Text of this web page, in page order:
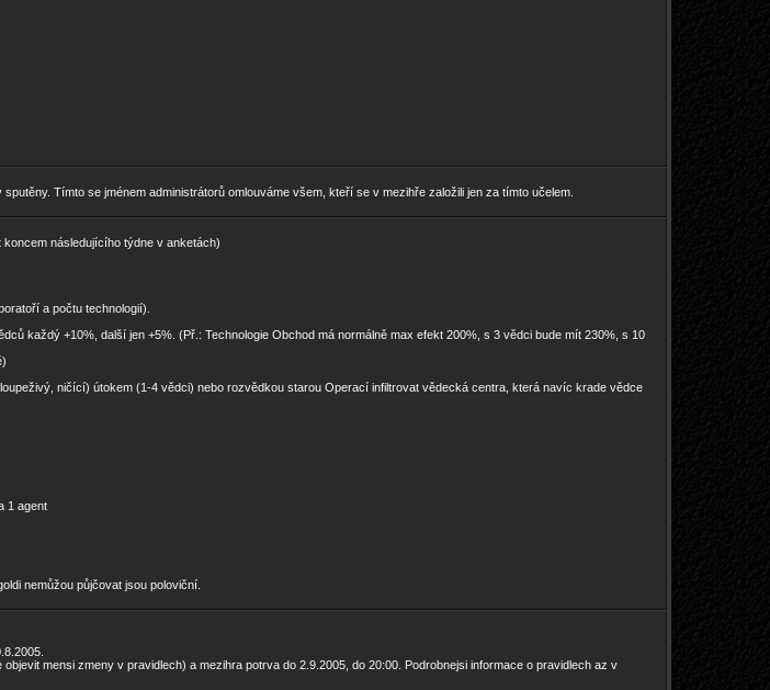
Tímto se jménem administrátorů omlouváme všem, kteří se v mezihře založili jen za tímto učelem.
následujícího týdne v anketách)
a počtu technologií).
každý +10%, další jen +5%. (Př.: Technologie Obchod má normálně max efekt 200%, s 3 vědci bude mít 230%, s 10
ničící) útokem (1-4 vědci) nebo rozvědkou starou Operací infiltrovat vědecká centra, která navíc krade vědce
1 agent
nemůžou půjčovat jsou poloviční.
mensi zmeny v pravidlech) a mezihra potrva do 2.9.2005, do 20:00. Podrobnejsi informace o pravidlech az v